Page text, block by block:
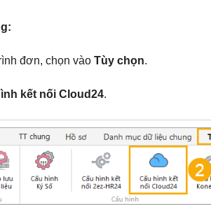
đơn, chọn vàoTùy chọn.
kết nối Cloud24.